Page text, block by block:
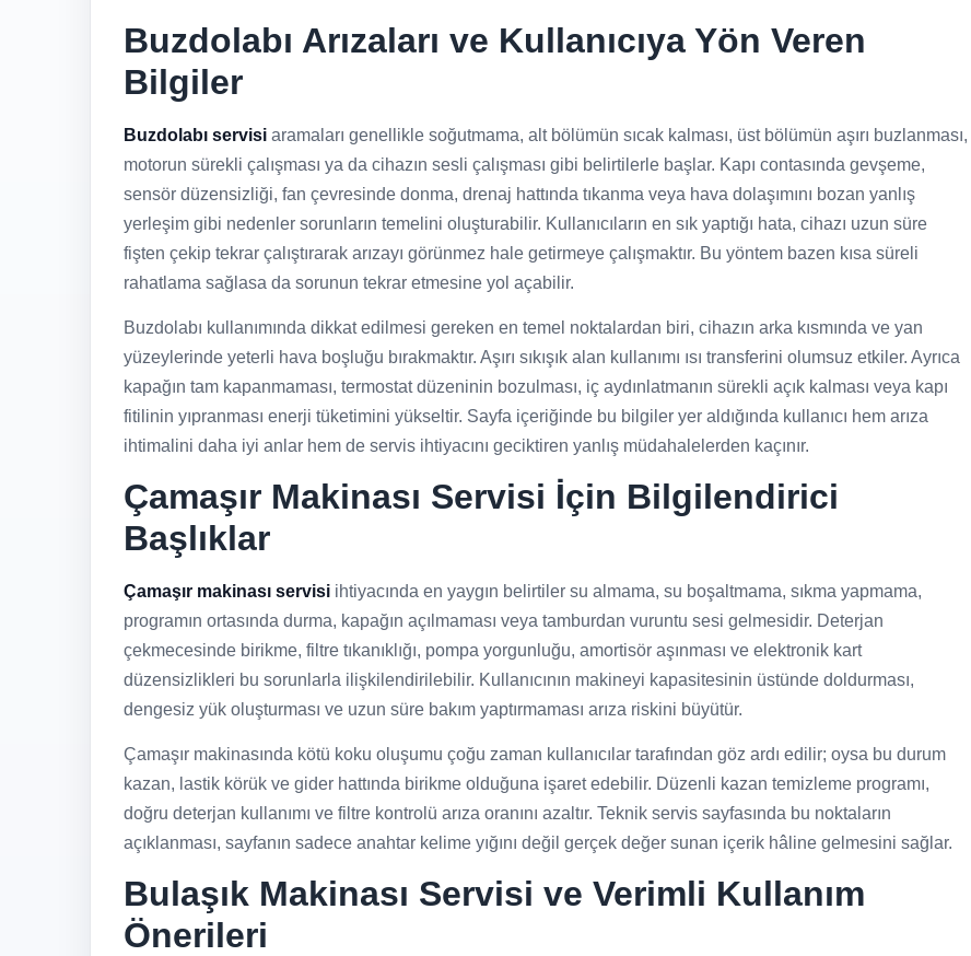
Buzdolabı Arızaları ve Kullanıcıya Yön Veren
Bilgiler
Buzdolabı servisi aramaları genellikle soğutmama, alt bölümün sıcak kalması, üst bölümün aşırı buzlanması,
motorun sürekli çalışması ya da cihazın sesli çalışması gibi belirtilerle başlar. Kapı contasında gevşeme,
sensör düzensizliği, fan çevresinde donma, drenaj hattında tıkanma veya hava dolaşımını bozan yanlış
yerleşim gibi nedenler sorunların temelini oluşturabilir. Kullanıcıların en sık yaptığı hata, cihazı uzun süre
fişten çekip tekrar çalıştırarak arızayı görünmez hale getirmeye çalışmaktır. Bu yöntem bazen kısa süreli
rahatlama sağlasa da sorunun tekrar etmesine yol açabilir.
Buzdolabı kullanımında dikkat edilmesi gereken en temel noktalardan biri, cihazın arka kısmında ve yan
yüzeylerinde yeterli hava boşluğu bırakmaktır. Aşırı sıkışık alan kullanımı ısı transferini olumsuz etkiler. Ayrıca
kapağın tam kapanmaması, termostat düzeninin bozulması, iç aydınlatmanın sürekli açık kalması veya kapı
fitilinin yıpranması enerji tüketimini yükseltir. Sayfa içeriğinde bu bilgiler yer aldığında kullanıcı hem arıza
ihtimalini daha iyi anlar hem de servis ihtiyacını geciktiren yanlış müdahalelerden kaçınır.
Çamaşır Makinası Servisi İçin Bilgilendirici
Başlıklar
Çamaşır makinası servisi ihtiyacında en yaygın belirtiler su almama, su boşaltmama, sıkma yapmama,
programın ortasında durma, kapağın açılmaması veya tamburdan vuruntu sesi gelmesidir. Deterjan
çekmecesinde birikme, filtre tıkanıklığı, pompa yorgunluğu, amortisör aşınması ve elektronik kart
düzensizlikleri bu sorunlarla ilişkilendirilebilir. Kullanıcının makineyi kapasitesinin üstünde doldurması,
dengesiz yük oluşturması ve uzun süre bakım yaptırmaması arıza riskini büyütür.
Çamaşır makinasında kötü koku oluşumu çoğu zaman kullanıcılar tarafından göz ardı edilir; oysa bu durum
kazan, lastik körük ve gider hattında birikme olduğuna işaret edebilir. Düzenli kazan temizleme programı,
doğru deterjan kullanımı ve filtre kontrolü arıza oranını azaltır. Teknik servis sayfasında bu noktaların
açıklanması, sayfanın sadece anahtar kelime yığını değil gerçek değer sunan içerik hâline gelmesini sağlar.
Bulaşık Makinası Servisi ve Verimli Kullanım
Önerileri